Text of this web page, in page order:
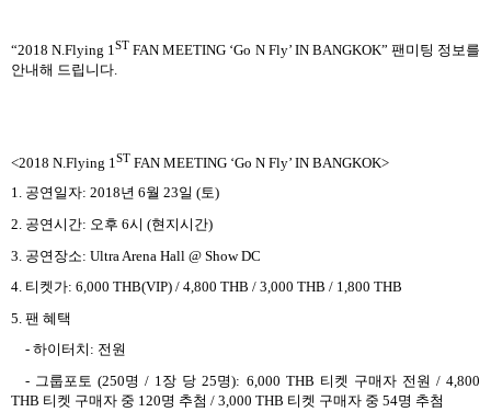
“2018 N.Flying 1ST FAN MEETING ‘Go N Fly’ IN BANGKOK” 팬미팅 정보를
안내해 드립니다.
<2018 N.Flying 1 ST FAN MEETING ‘Go N Fly’ IN BANGKOK>
1. 공연일자: 2018년 6월 23일 (토)
2. 공연시간: 오후 6시 (현지시간)
3. 공연장소: Ultra Arena Hall @ Show DC
4. 티켓가: 6,000 THB(VIP) / 4,800 THB / 3,000 THB / 1,800 THB
5. 팬 혜택
- 하이터치 : 전원
- 그룹포토 (250명 / 1장 당 25명): 6,000 THB 티켓 구매자 전원 / 4,800
THB 티켓 구매자 중 120명 추첨 / 3,000 THB 티켓 구매자 중 54명 추첨